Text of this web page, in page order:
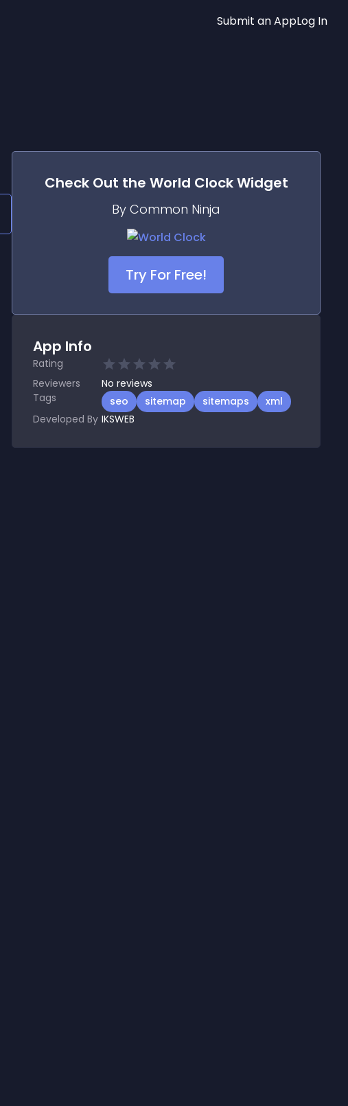
Submit an AppLog In
Check Out the World ClockWidget
By Common Ninja
Try For Free!
App Info
Rating
Reviewers
No reviews
Tags
seo sitemap sitemaps
xml
Developed By IKSWEB